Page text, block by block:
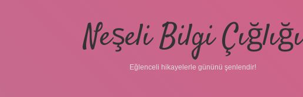
Neşeli Bilgi Çığlığı
Eğlenceli hikayelerle gününü şenlendir!